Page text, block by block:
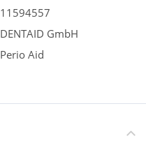
11594557
DENTAID GmbH
Perio Aid